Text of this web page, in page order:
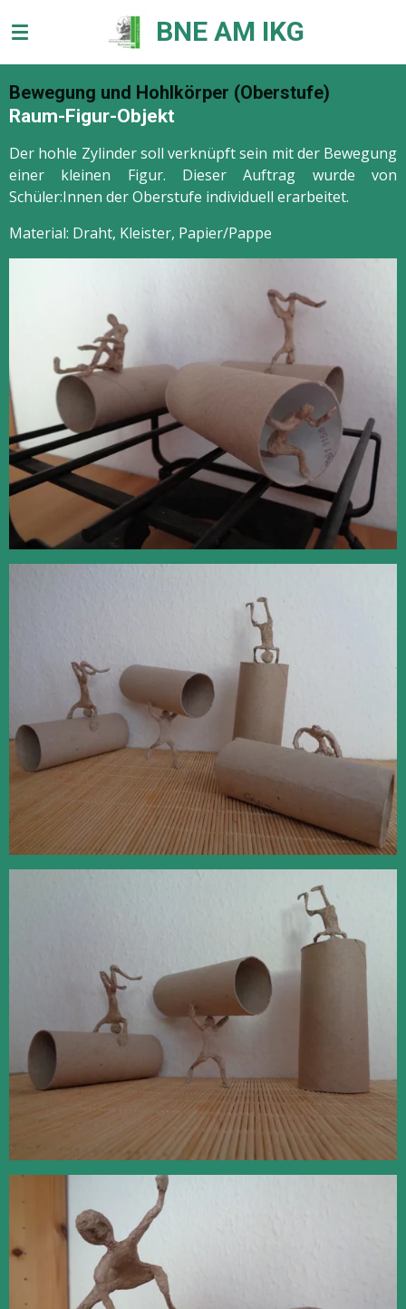
Hauptinhalt
springen
BNE AM IKG
Bewegung und Hohlkörper (Oberstufe)
Raum-Figur-Objekt
Der hohle Zylinder soll verknüpft sein mit der Bewegung
einer kleinen Figur. Dieser Auftrag wurde von
Schüler:Innen der Oberstufe individuell erarbeitet.
Material: Draht, Kleister, Papier/Pappe